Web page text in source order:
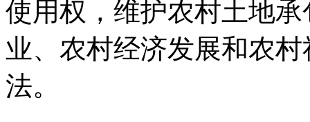
使用权，维护农村土地
业、农村经济发展和农
法。